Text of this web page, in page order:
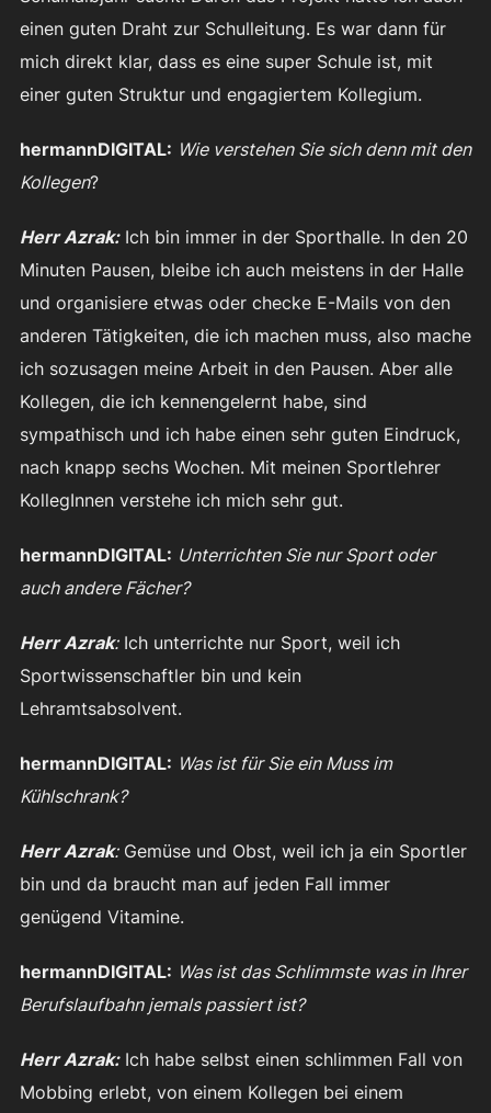
einen guten Draht zur Schulleitung. Es war dann für
mich direkt klar, dass es eine super Schule ist, mit
einer guten Struktur und engagiertem Kollegium.
hermannDIGITAL: Wie verstehen Sie sich denn mit den
Kollegen?
Herr Azrak:Ich bin immer in der Sporthalle. In den 20
Minuten Pausen, bleibe ich auch meistens in der Halle
und organisiere etwas oder checke E-Mails von den
anderen Tätigkeiten, die ich machen muss, also mache
ich sozusagen meine Arbeit in den Pausen. Aber alle
Kollegen, die ich kennengelernt habe, sind
sympathisch und ich habe einen sehr guten Eindruck,
nach knapp sechs Wochen. Mit meinen Sportlehrer
KollegInnen verstehe ich mich sehr gut.
hermannDIGITAL: Unterrichten Sie nur Sport oder
auch andere Fächer?
Herr Azrak:Ich unterrichte nur Sport, weil ich
Sportwissenschaftler bin und kein
Lehramtsabsolvent.
hermannDIGITAL: Was ist für Sie ein Muss im
Kühlschrank?
Herr Azrak:Gemüse und Obst, weil ich ja ein Sportler
bin und da braucht man auf jeden Fall immer
genügend Vitamine.
hermannDIGITAL: Was ist das Schlimmste was in Ihrer
Berufslaufbahn jemals passiert ist?
Herr Azrak:Ich habe selbst einen schlimmen Fall von
Mobbing erlebt, von einem Kollegen bei einem